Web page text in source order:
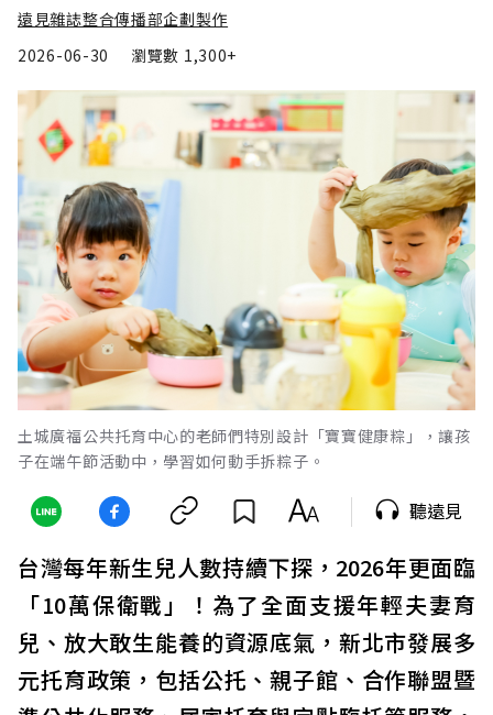
遠見雜誌整合傳播部企劃製作
2026-06-30
瀏覽數 1,300+
土城廣福公共托育中心的老師們特別設計「寶寶健康粽」，讓孩
子在端午節活動中，學習如何動手拆粽子。
聽遠見
台灣每年新生兒人數持續下探，2026年更面臨
「10萬保衛戰」！為了全面支援年輕夫妻育
兒、放大敢生能養的資源底氣，新北市發展多
元托育政策，包括公托、親子館、合作聯盟暨